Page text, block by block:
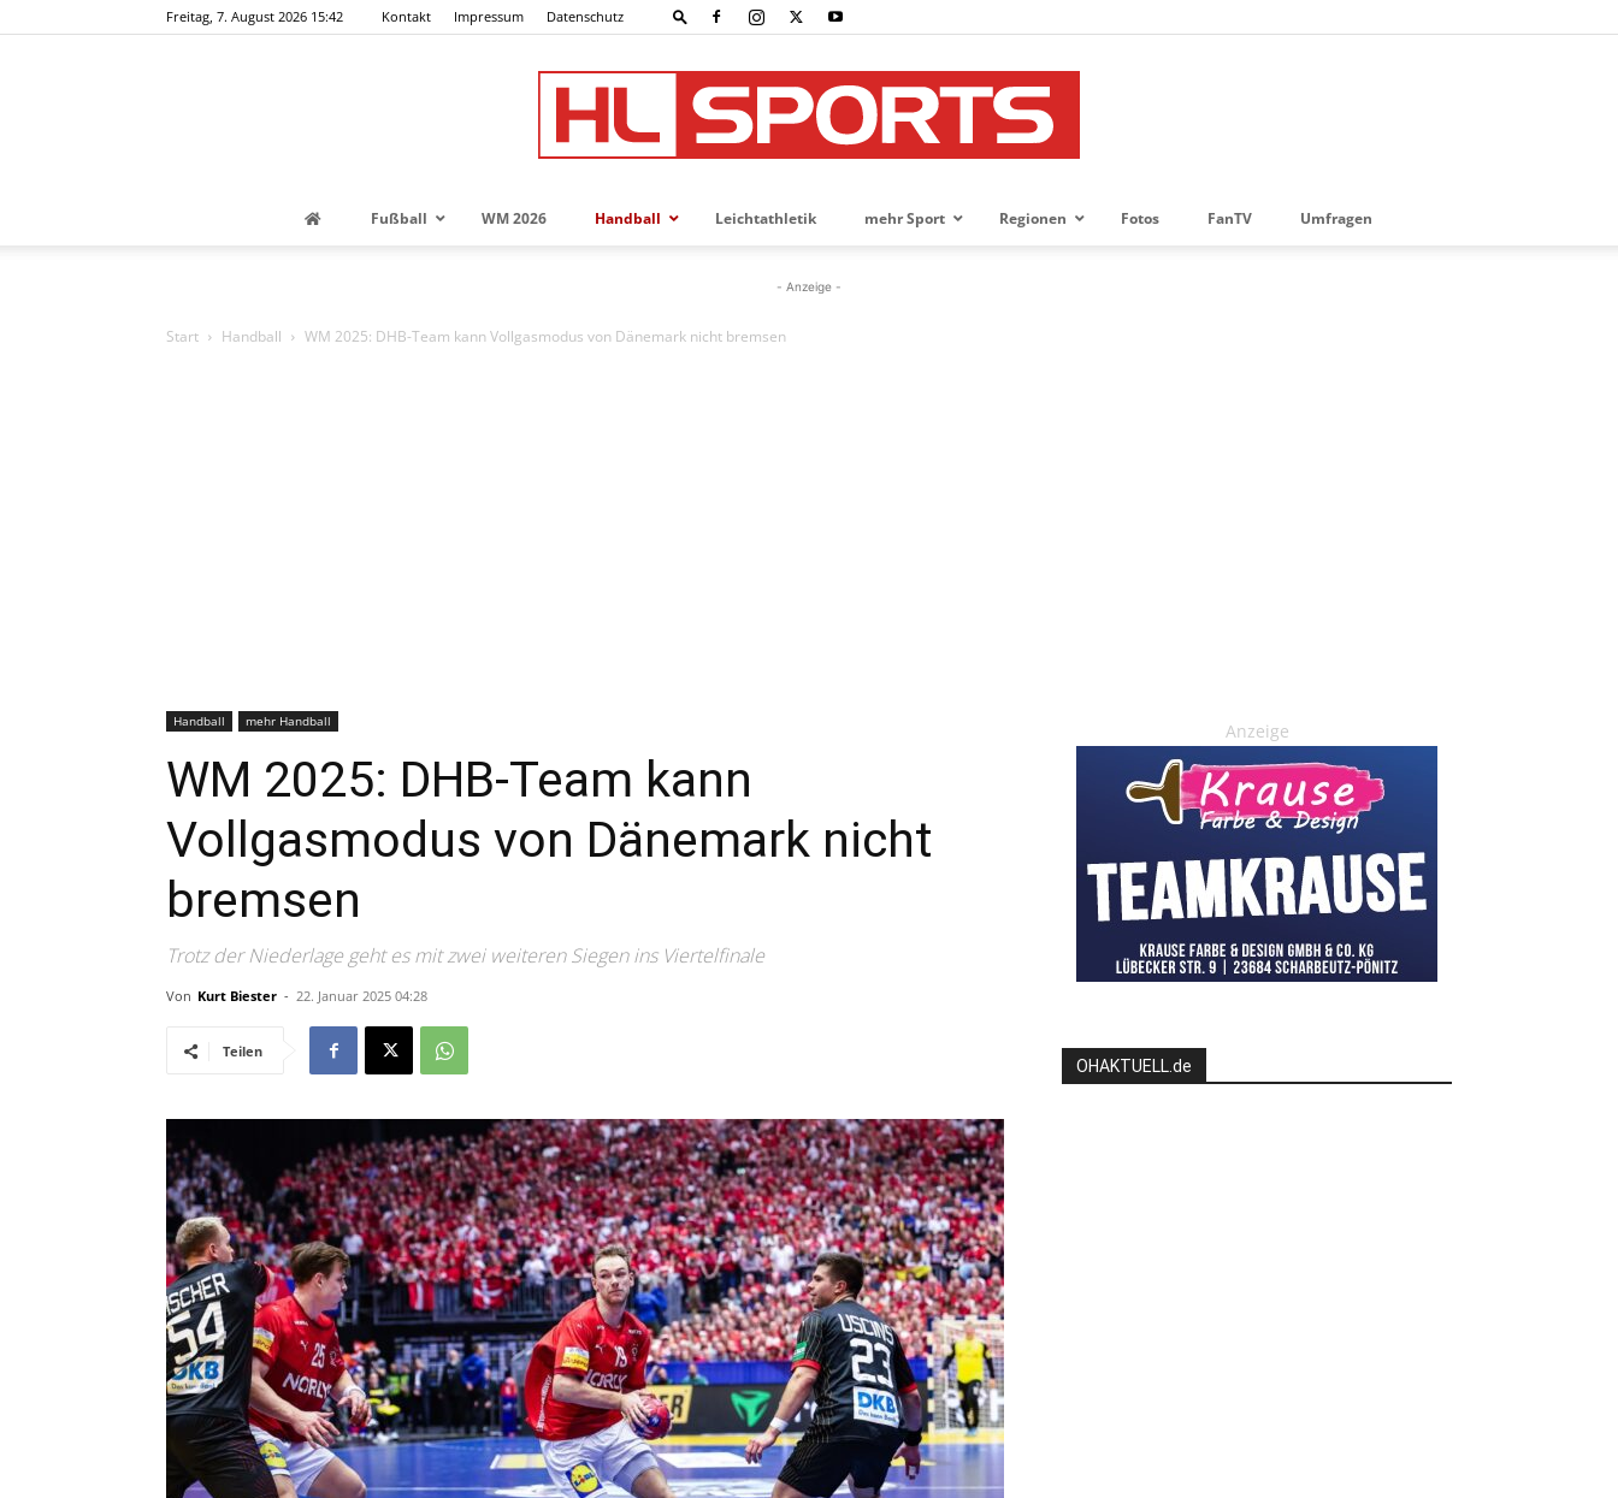
Freitag, 7. August 2026 15:42 Kontakt Impressum Datenschutz
News
die
Region
Lübeck
Fußball WM 2026 Handball Leichtathletik mehr Sport Regionen Fotos FanTV Umfragen
- Anzeige -
Start Handball WM 2025: DHB-Team kann Vollgasmodus von Dänemark nicht bremsen
Handball mehr Handball
WM 2025: DHB-Team kann
Vollgasmodus von Dänemark nicht
bremsen
Trotz der Niederlage geht es mit zwei weiteren Siegen ins Viertelfinale
Von Kurt Biester - 22. Januar 2025 04:28
Teilen
Anzeige